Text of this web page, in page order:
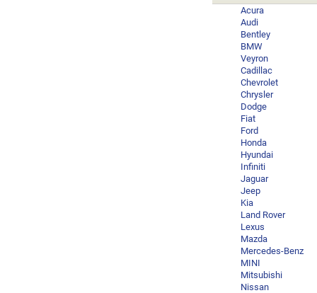
Acura
Audi
Bentley
BMW
Veyron
Cadillac
Chevrolet
Chrysler
Dodge
Fiat
Ford
Honda
Hyundai
Infiniti
Jaguar
Jeep
Kia
Land Rover
Lexus
Mazda
Mercedes-Benz
MINI
Mitsubishi
Nissan